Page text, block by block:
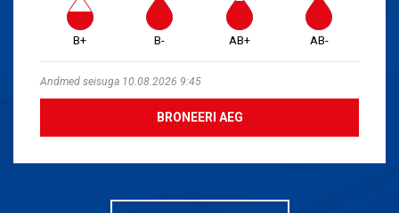
B+ B- AB+ AB-
Andmed seisuga 10.08.2026 9:45
BRONEERI AEG